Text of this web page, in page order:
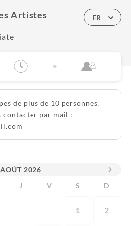
Artistes FR
de plus de 10 personnes,
contacter par mail :
AOÛT 2026
J V S D
1 2